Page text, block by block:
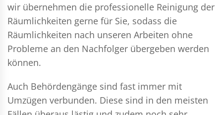
wir übernehmen die professionelle Reinigung der
Räumlichkeiten gerne für Sie, sodass die
Räumlichkeiten nach unseren Arbeiten ohne
Probleme an den Nachfolger übergeben werden
können.
Auch Behördengänge sind fast immer mit
Umzügen verbunden. Diese sind in den meisten